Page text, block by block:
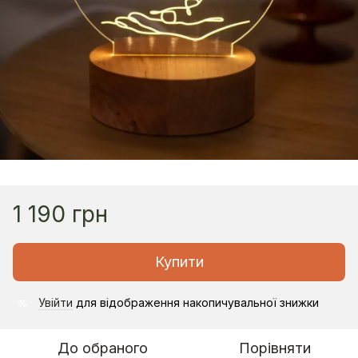
1 190 грн
Купити
Увійти для відображення накопичувальної знижки
До обраного Порівняти